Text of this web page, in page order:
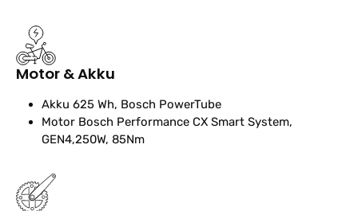
Motor & Akku
Akku 625 Wh, Bosch PowerTube
Motor Bosch Performance CX Smart System,
GEN4,250W, 85Nm